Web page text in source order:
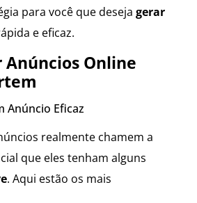
para você que deseja gerar
e eficaz.
Anúncios Online
Anúncio Eficaz
realmente chamem a
que eles tenham alguns
. Aqui estão os mais